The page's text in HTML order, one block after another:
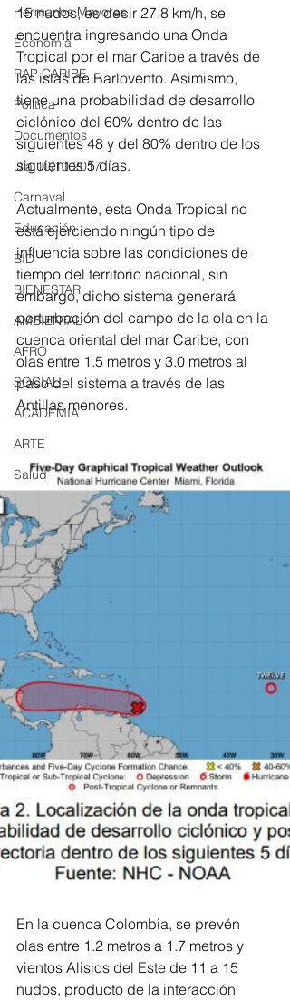
Hermanos Mayores
Economía
RAP CARIBE
Política
Documentos
Día 10/10 2017
Carnaval
Educación
BID
BIENESTAR
AMBIENTAL
AFRO
SOCIAL
ACADEMIA
ARTE
Salud
15 nudos, es decir 27.8 km/h, se
encuentra ingresando una Onda
Tropical por el mar Caribe a través de
las islas de Barlovento. Asimismo,
tiene una probabilidad de desarrollo
ciclónico del 60% dentro de las
siguientes 48 y del 80% dentro de los
siguientes 5 días.
Actualmente, esta Onda Tropical no
está ejerciendo ningún tipo de
influencia sobre las condiciones de
tiempo del territorio nacional, sin
embargo, dicho sistema generará
perturbación del campo de la ola en la
cuenca oriental del mar Caribe, con
olas entre 1.5 metros y 3.0 metros al
paso del sistema a través de las
Antillas menores.
En la cuenca Colombia, se prevén
olas entre 1.2 metros a 1.7 metros y
vientos Alisios del Este de 11 a 15
nudos, producto de la interacción